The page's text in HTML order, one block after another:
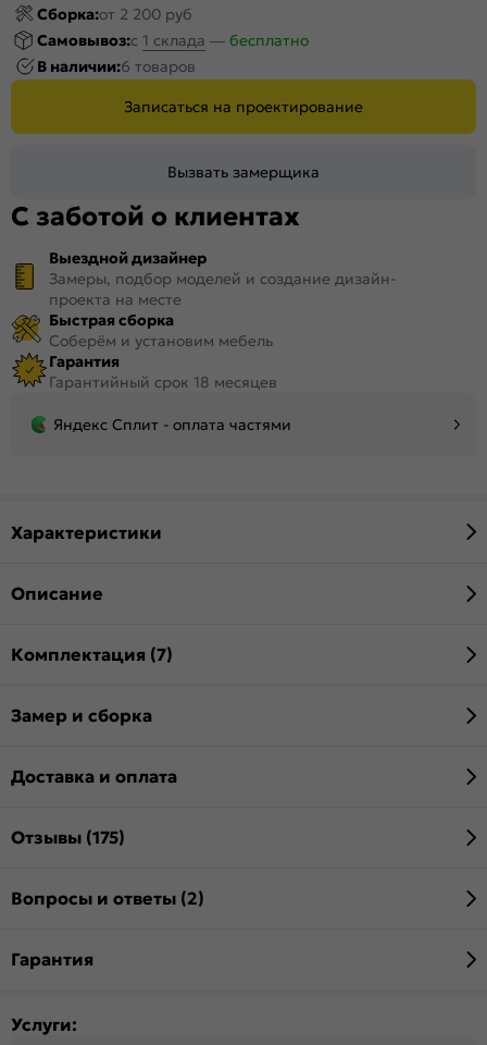
Записаться на проектирование
Вызвать замерщика
Сборка:от 2 200 руб
Самовывоз:c 1 склада — бесплатно
В наличии:6 товаров
С заботой о клиентах
Выездной дизайнер
Замеры, подбор моделей и создание дизайн-
проекта на месте
Быстрая сборка
Соберём и установим мебель
Гарантия
Гарантийный срок 18 месяцев
Яндекс Сплит - оплата частями
Характеристики
Описание
Комплектация (7)
Замер и сборка
Доставка и оплата
Отзывы (175)
Вопросы и ответы (2)
Гарантия
Услуги: